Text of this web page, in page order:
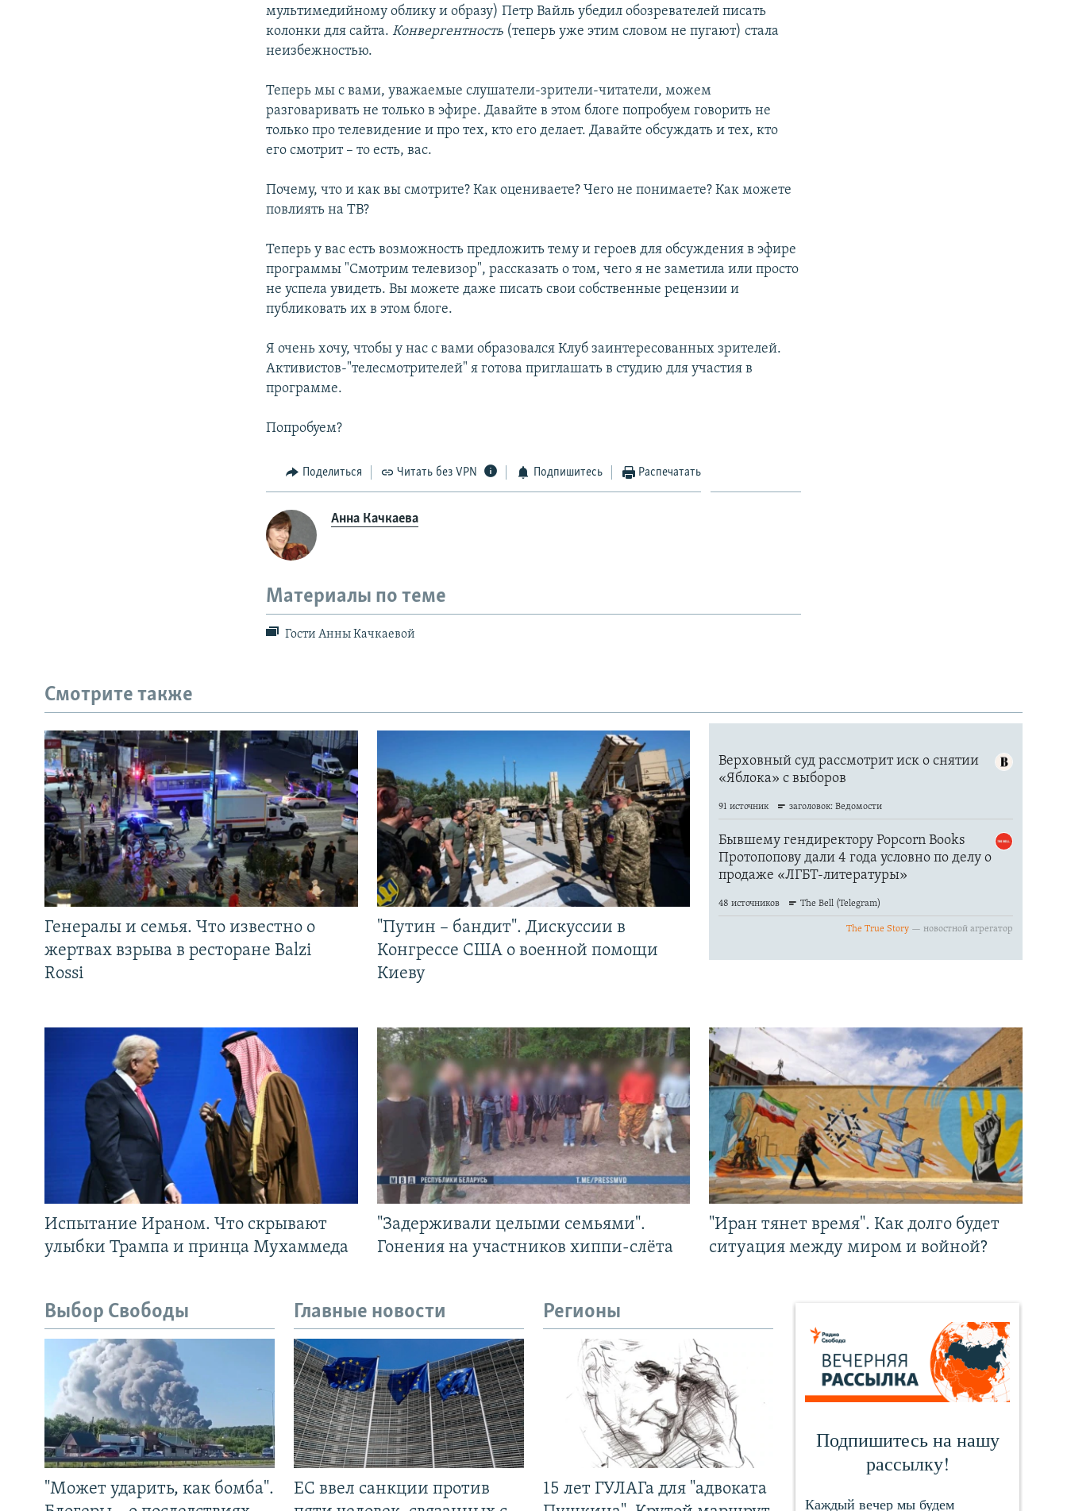
мультимедийному облику и образу) Петр Вайль убедил обозревателей писать
колонки для сайта.Конвергентность (теперь уже этим словом не пугают) стала
неизбежностью.
Теперь мы с вами, уважаемые слушатели-зрители-читатели, можем
разговаривать не только в эфире. Давайте в этом блоге попробуем говорить не
только про телевидение и про тех, кто его делает. Давайте обсуждать и тех, кто
его смотрит – то есть, вас.
Почему, что и как вы смотрите? Как оцениваете? Чего не понимаете? Как можете
повлиять на ТВ?
Теперь у вас есть возможность предложить тему и героев для обсуждения в эфире
программы "Смотрим телевизор", рассказать о том, чего я не заметила или просто
не успела увидеть. Вы можете даже писать свои собственные рецензии и
публиковать их в этом блоге.
Я очень хочу, чтобы у нас с вами образовался Клуб заинтересованных зрителей.
Активистов-"телесмотрителей" я готова приглашать в студию для участия в
программе.
Попробуем?
Поделиться Читать без VPN Подпишитесь Распечатать
Анна Качкаева
Материалы по теме
Гости Анны Качкаевой
Смотрите также
Генералы и семья. Что известно о
жертвах взрыва в ресторане Balzi
Rossi
"Путин – бандит". Дискуссии в
Конгрессе США о военной помощи
Киеву
Испытание Ираном. Что скрывают
улыбки Трампа и принца Мухаммеда
"Задерживали целыми семьями".
Гонения на участников хиппи-слёта
"Иран тянет время". Как долго будет
ситуация между миром и войной?
Выбор Свободы
"Может ударить, как бомба".
Главные новости
ЕС ввел санкции против
Регионы
15 лет ГУЛАГа для "адвоката